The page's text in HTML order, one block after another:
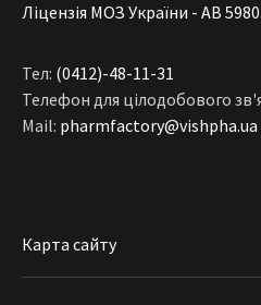
Ліцензія МОЗ України - АВ
Тел: (0412)-48-11-31
Телефон для цілодобового
Mail: pharmfactory@vishpha.ua
Карта сайту